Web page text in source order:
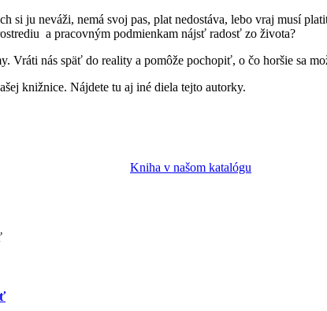
si ju neváži, nemá svoj pas, plat nedostáva, lebo vraj musí
a pracovným podmienkam nájsť radosť zo života?
Vráti nás späť do reality a pomôže pochopiť, o čo horšie sa
knižnice. Nájdete tu aj iné diela tejto autorky.
Kniha v našom katalógu